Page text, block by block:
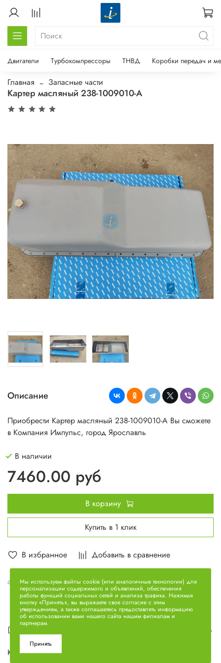
Двигатели Турбокомпрессоры ТНВД Коробки передач и
Главная Запасные части
Картер масляный 238-1009010-А
В избранное Добавить в сравнение
арт.238-1009010-А
Описание
Приобрести Картер масляный 238-1009010-А Вы сможете
в Компания Импульс, город Ярославль
В наличии
7460.00 руб
В корзину
Купить в 1 клик
Описание
Картер масляный 238-1009010-А
Мы используем файлы cookie (или аналогичные технологии) для
персонализации содержимого и объявлений, обеспечения
работы функций социальных сетей и анализа трафика. Нажимая
кнопку «Принять», вы выражаете свое согласие с этим
утверждением, а также соглашаетесь предоставлять информацию
об использовании вами нашего сайта нашим филиалам и
партнерам.
Принять